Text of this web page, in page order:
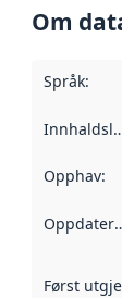
Om
Språk:
Opphav:
Først